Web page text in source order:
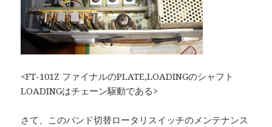
<FT-101Z ファイナルのPLATE,LOADINGのシャフト
LOADINGはチェーン駆動である>
さて、このバンド切替ロータリスイッチのメンテナンス